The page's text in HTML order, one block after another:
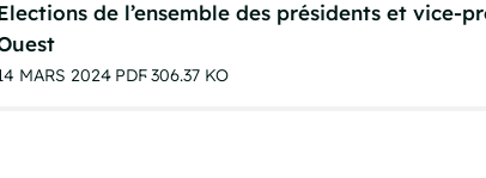
de l’ensemble des présidents et vice-
MARS 2024 PDF 306.37 KO